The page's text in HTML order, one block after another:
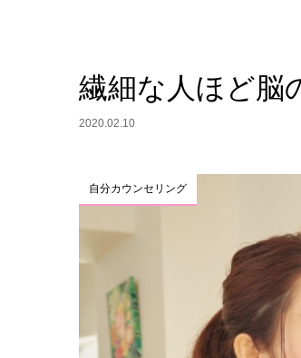
繊細な人ほど脳
2020.02.10
自分カウンセリング